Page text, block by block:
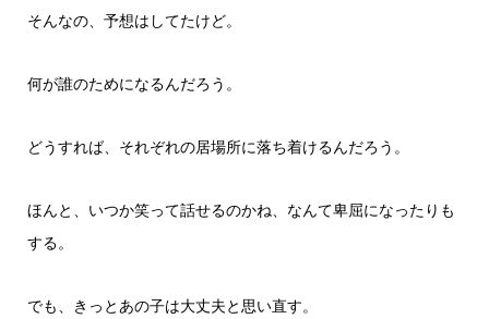
そんなの、予想はしてたけど。
何が誰のためになるんだろう。
どうすれば、それぞれの居場所に落ち着けるんだろう。
ほんと、いつか笑って話せるのかね、なんて卑屈になったりも
する。
でも、きっとあの子は大丈夫と思い直す。